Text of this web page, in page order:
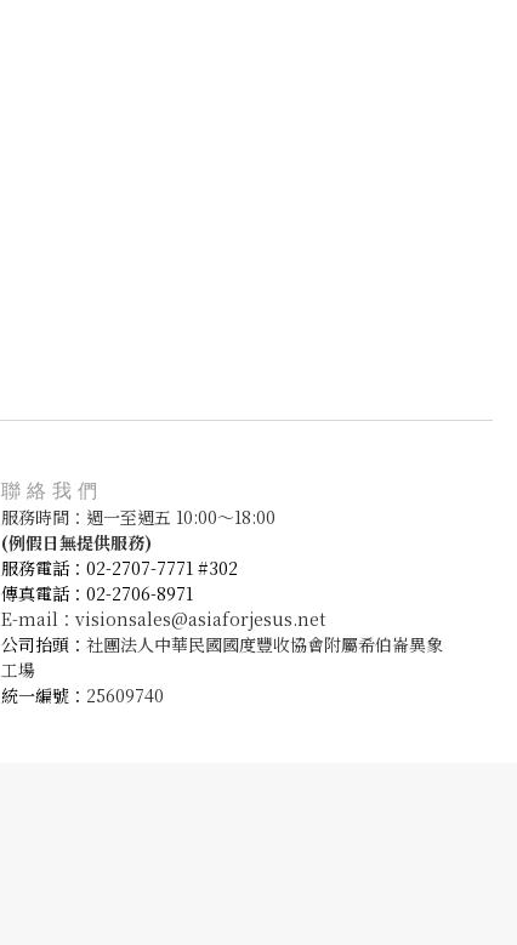
聯絡我們
服務時間：週一至週五 10:00～18:00
(例假日無提供服務)
服務電話：02-2707-7771 #302
傳真電話：02-2706-8971
E-mail：visionsales@asiaforjesus.net
公司抬頭： 社團法人中華民國國度豐收協會附屬希伯崙異象
工場
統一編號： 25609740